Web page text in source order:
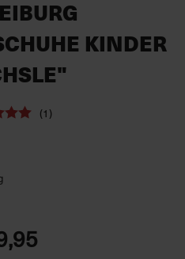
KINDER
(1)